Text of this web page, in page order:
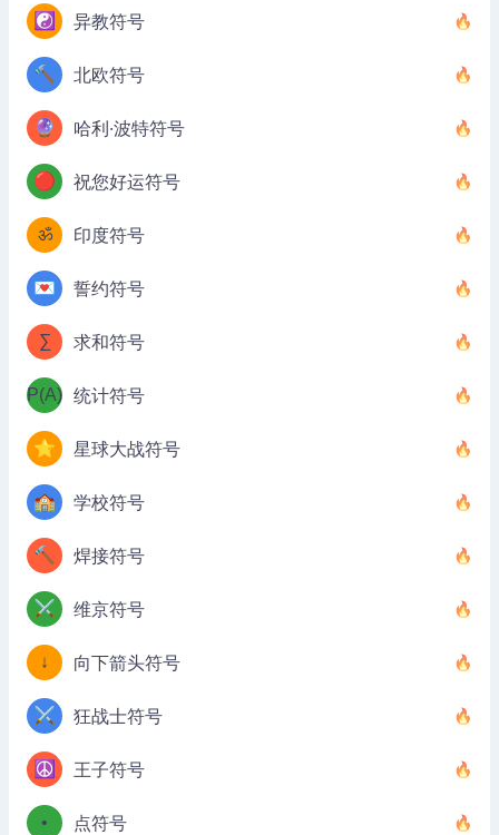
☯️ 异教符号
🔨 北欧符号
🔮 哈利·波特符号
🔴 祝您好运符号
ॐ 印度符号
💌 誓约符号
∑ 求和符号
P(A) 统计符号
⭐ 星球大战符号
🏫 学校符号
🔨 焊接符号
⚔️ 维京符号
↓ 向下箭头符号
⚔️ 狂战士符号
☮️ 王子符号
• 点符号